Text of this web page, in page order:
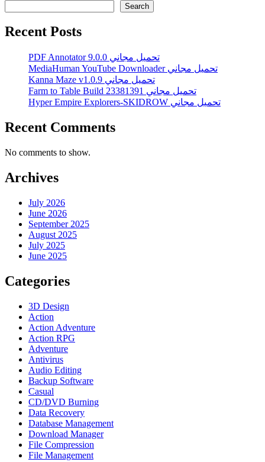
Search
Recent Posts
PDF Annotator 9.0.0 تحميل مجاني
MediaHuman YouTube Downloader تحميل مجاني
Kanna Maze v1.0.9 تحميل مجاني
Farm to Table Build 23381391 تحميل مجاني
Hyper Empire Explorers-SKIDROW تحميل مجاني
Recent Comments
No comments to show.
Archives
July 2026
June 2026
September 2025
August 2025
July 2025
June 2025
Categories
3D Design
Action
Action Adventure
Action RPG
Adventure
Antivirus
Audio Editing
Backup Software
Casual
CD/DVD Burning
Data Recovery
Database Management
Download Manager
File Compression
File Management